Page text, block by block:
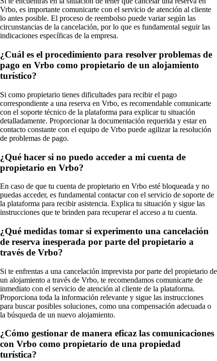
Vrbo, es importante comunicarte con el servicio de atención al cliente
lo antes posible. El proceso de reembolso puede variar según las
circunstancias de la cancelación, por lo que es fundamental seguir las
indicaciones específicas de la empresa.
¿Cuál es el procedimiento para resolver problemas de
pago en Vrbo como propietario de un alojamiento
turístico?
Si como propietario tienes dificultades para recibir el pago
correspondiente a una reserva en Vrbo, es recomendable comunicarte
con el soporte técnico de la plataforma para explicar tu situación
detalladamente. Proporcionar la documentación requerida y estar en
contacto constante con el equipo de Vrbo puede agilizar la resolución
de problemas de pago.
¿Qué hacer si no puedo acceder a mi cuenta de
propietario en Vrbo?
En caso de que tu cuenta de propietario en Vrbo esté bloqueada y no
puedas acceder, es fundamental contactar con el servicio de soporte de
la plataforma para recibir asistencia. Explica tu situación y sigue las
instrucciones que te brinden para recuperar el acceso a tu cuenta.
¿Qué medidas tomar si experimento una cancelación
de reserva inesperada por parte del propietario a
través de Vrbo?
Si te enfrentas a una cancelación imprevista por parte del propietario de
un alojamiento a través de Vrbo, te recomendamos comunicarte de
inmediato con el servicio de atención al cliente de la plataforma.
Proporciona toda la información relevante y sigue las instrucciones
para buscar posibles soluciones, como una compensación adecuada o
la búsqueda de un nuevo alojamiento.
¿Cómo gestionar de manera eficaz las comunicaciones
con Vrbo como propietario de una propiedad
turística?